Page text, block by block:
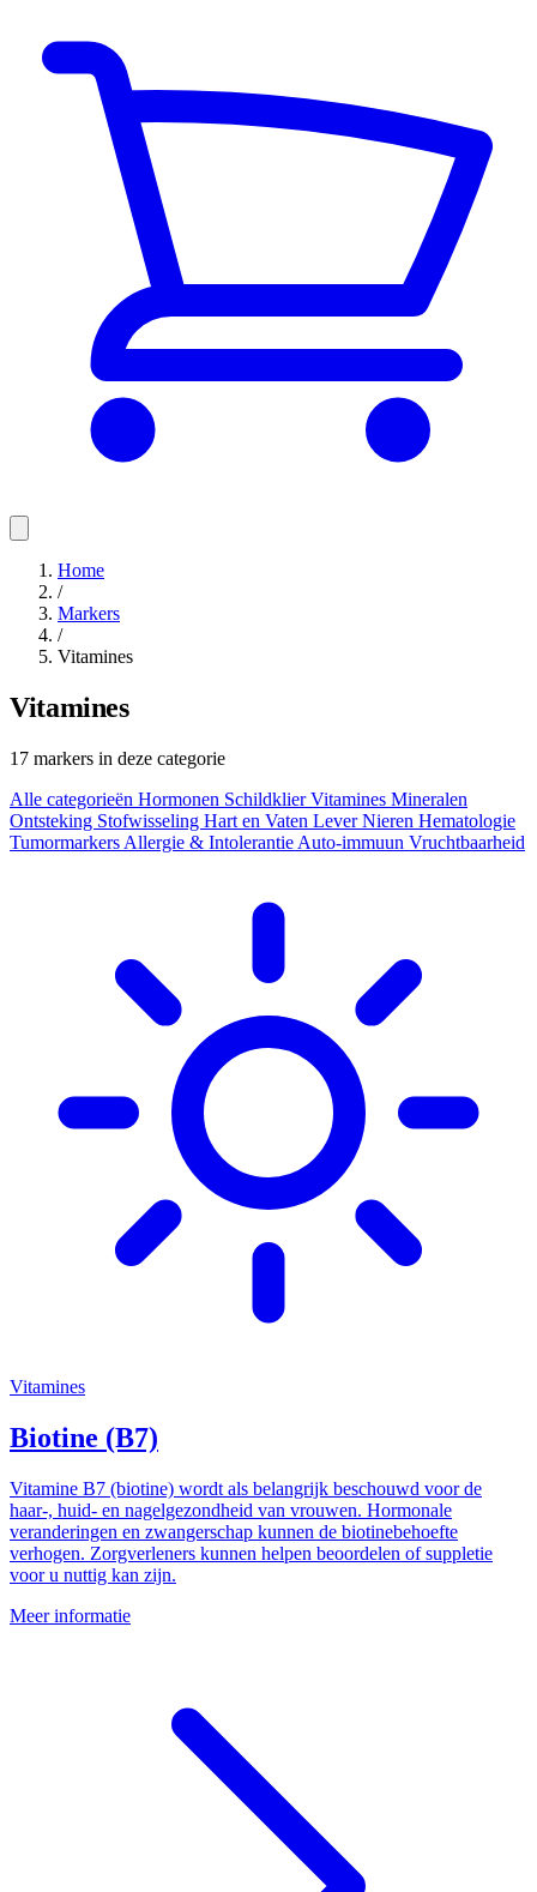
Home
/
Markers
/
Vitamines
Vitamines
17 markers in deze categorie
Alle categorieën Hormonen SchildklierVitamines Mineralen
Ontsteking Stofwisseling Hart en Vaten LeverNieren Hematologie
Tumormarkers Allergie & Intolerantie Auto-immuun Vruchtbaarheid
Vitamines
Biotine (B7)
Vitamine B7 (biotine) wordt als belangrijk beschouwd voor de
haar-, huid- en nagelgezondheid van vrouwen. Hormonale
veranderingen en zwangerschap kunnen de biotinebehoefte
verhogen. Zorgverleners kunnen helpen beoordelen of suppletie
voor u nuttig kan zijn.
Meer informatie